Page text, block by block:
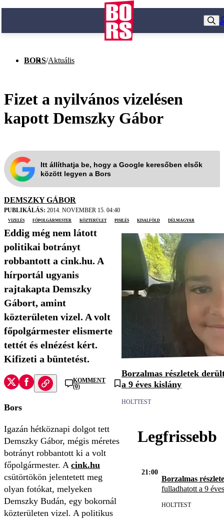
BORS/Aktuális
Fizet a nyilvános vizelésen
kapott Demszky Gábor
Itt állíthatja be, hogy a Google keresőben elsők
között legyen a Bors
DEMSZKY GÁBOR
PUBLIKÁLÁS: 2014. NOVEMBER 15. 04:40
vizelés
főpolgármester közterület pisilés Kisalföld Délmagyar
Eddig még nem látott
politikai botrányt
robbantott a cink.hu. A
hírportál ugyanis
rajtakapta Demszky
Gábort, amint
közterületen vizel. A volt
főpolgármester elismerte
tettét és elnézést kért.
Kifizeti a büntetést.
KOMMENT
(0)
Bors
Igazán hétköznapi dolgot tett
Demszky Gábor, mégis méretes
botrányt robbantott ki a volt
főpolgármester. A cink.hu
csütörtökön jelentetett meg
olyan fotókat, melyeken
Demszky Budán, egy bokornál
közterületen vizel. A politikus
Borzalmas részletek
a 9 éves kislány
HOLTTEST
Legfrissebb
21:00
Borzalmas
fulladhatott a 9
HOLTTEST